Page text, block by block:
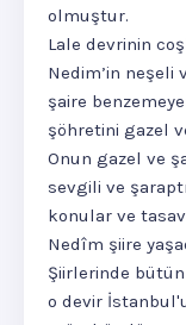
olmuştur.
Lale devrinin
Nedim’in neşeli
şaire
şöhretini gazel
Onun gazel ve
sevgili ve
konular ve
Nedîm şiire
Şiirlerinde
o devir